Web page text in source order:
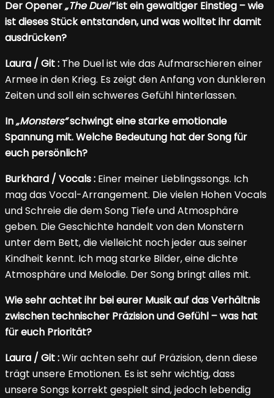
Der Opener„The Duel“ist ein gewaltiger Einstieg – wie
ist dieses Stück entstanden, und was wolltet ihr damit
ausdrücken?
Laura / Git : The Duel ist wie das Aufmarschieren einer
Armee in den Krieg. Es zeigt den Anfang von dunkleren
Zeiten und soll ein schweres Gefühl hinterlassen.
In„Monsters“schwingt eine starke emotionale
Spannung mit. Welche Bedeutung hat der Song für
euch persönlich?
Burkhard / Vocals : Einer meiner Lieblingssongs. Ich
mag das Vocal-Arrangement. Die vielen Hohen Vocals
und Schreie die dem Song Tiefe und Atmosphäre
geben. Die Geschichte handelt von den Monstern
unter dem Bett, die vielleicht noch jeder aus seiner
Kindheit kennt. Ich mag starke Bilder, eine dichte
Atmosphäre und Melodie. Der Song bringt alles mit.
Wie sehr achtet ihr bei eurer Musik auf das Verhältnis
zwischen technischer Präzision und Gefühl – was hat
für euch Priorität?
Laura / Git :Wir achten sehr auf Präzision, denn diese
trägt unsere Emotionen. Es ist sehr wichtig, dass
unsere Songs korrekt gespielt sind, jedoch lebendig